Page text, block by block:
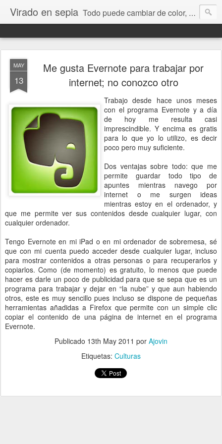
Virado en sepia Todo puede cambiar de color, depende de nosotros y de nuestra capacidad para aprender a mirar. Hablamos de sociedad, economía, empresa, política, RRHH, formación. De Historia reciente, de educación y de temas sociales.
MAY
13
Me gusta Evernote para trabajar por
internet; no conozco otro
Trabajo desde hace unos meses
con el programa Evernote y a día
de hoy me resulta casi
imprescindible. Y encima es gratis
para lo que yo lo utilizo, es decir
poco pero muy suficiente.
Dos ventajas sobre todo: que me
permite guardar todo tipo de
apuntes mientras navego por
internet o me surgen ideas
mientras estoy en el ordenador, y
que me permite ver sus contenidos desde cualquier lugar, con
cualquier ordenador.
Tengo Evernote en mi iPad o en mi ordenador de sobremesa, sé
que con mi cuenta puedo acceder desde cualquier lugar, incluso
para mostrar contenidos a otras personas o para recuperarlos y
copiarlos. Como (de momento) es gratuito, lo menos que puede
hacer es darle un poco de publicidad para que se sepa que es un
programa para trabajar y dejar en “la nube” y que aun habiendo
otros, este es muy sencillo pues incluso se dispone de pequeñas
herramientas añadidas a Firefox que permite con un simple clic
copiar el contenido de una página de internet en el programa
Evernote.
Publicado 13th May 2011 por Ajovin
Etiquetas: Culturas